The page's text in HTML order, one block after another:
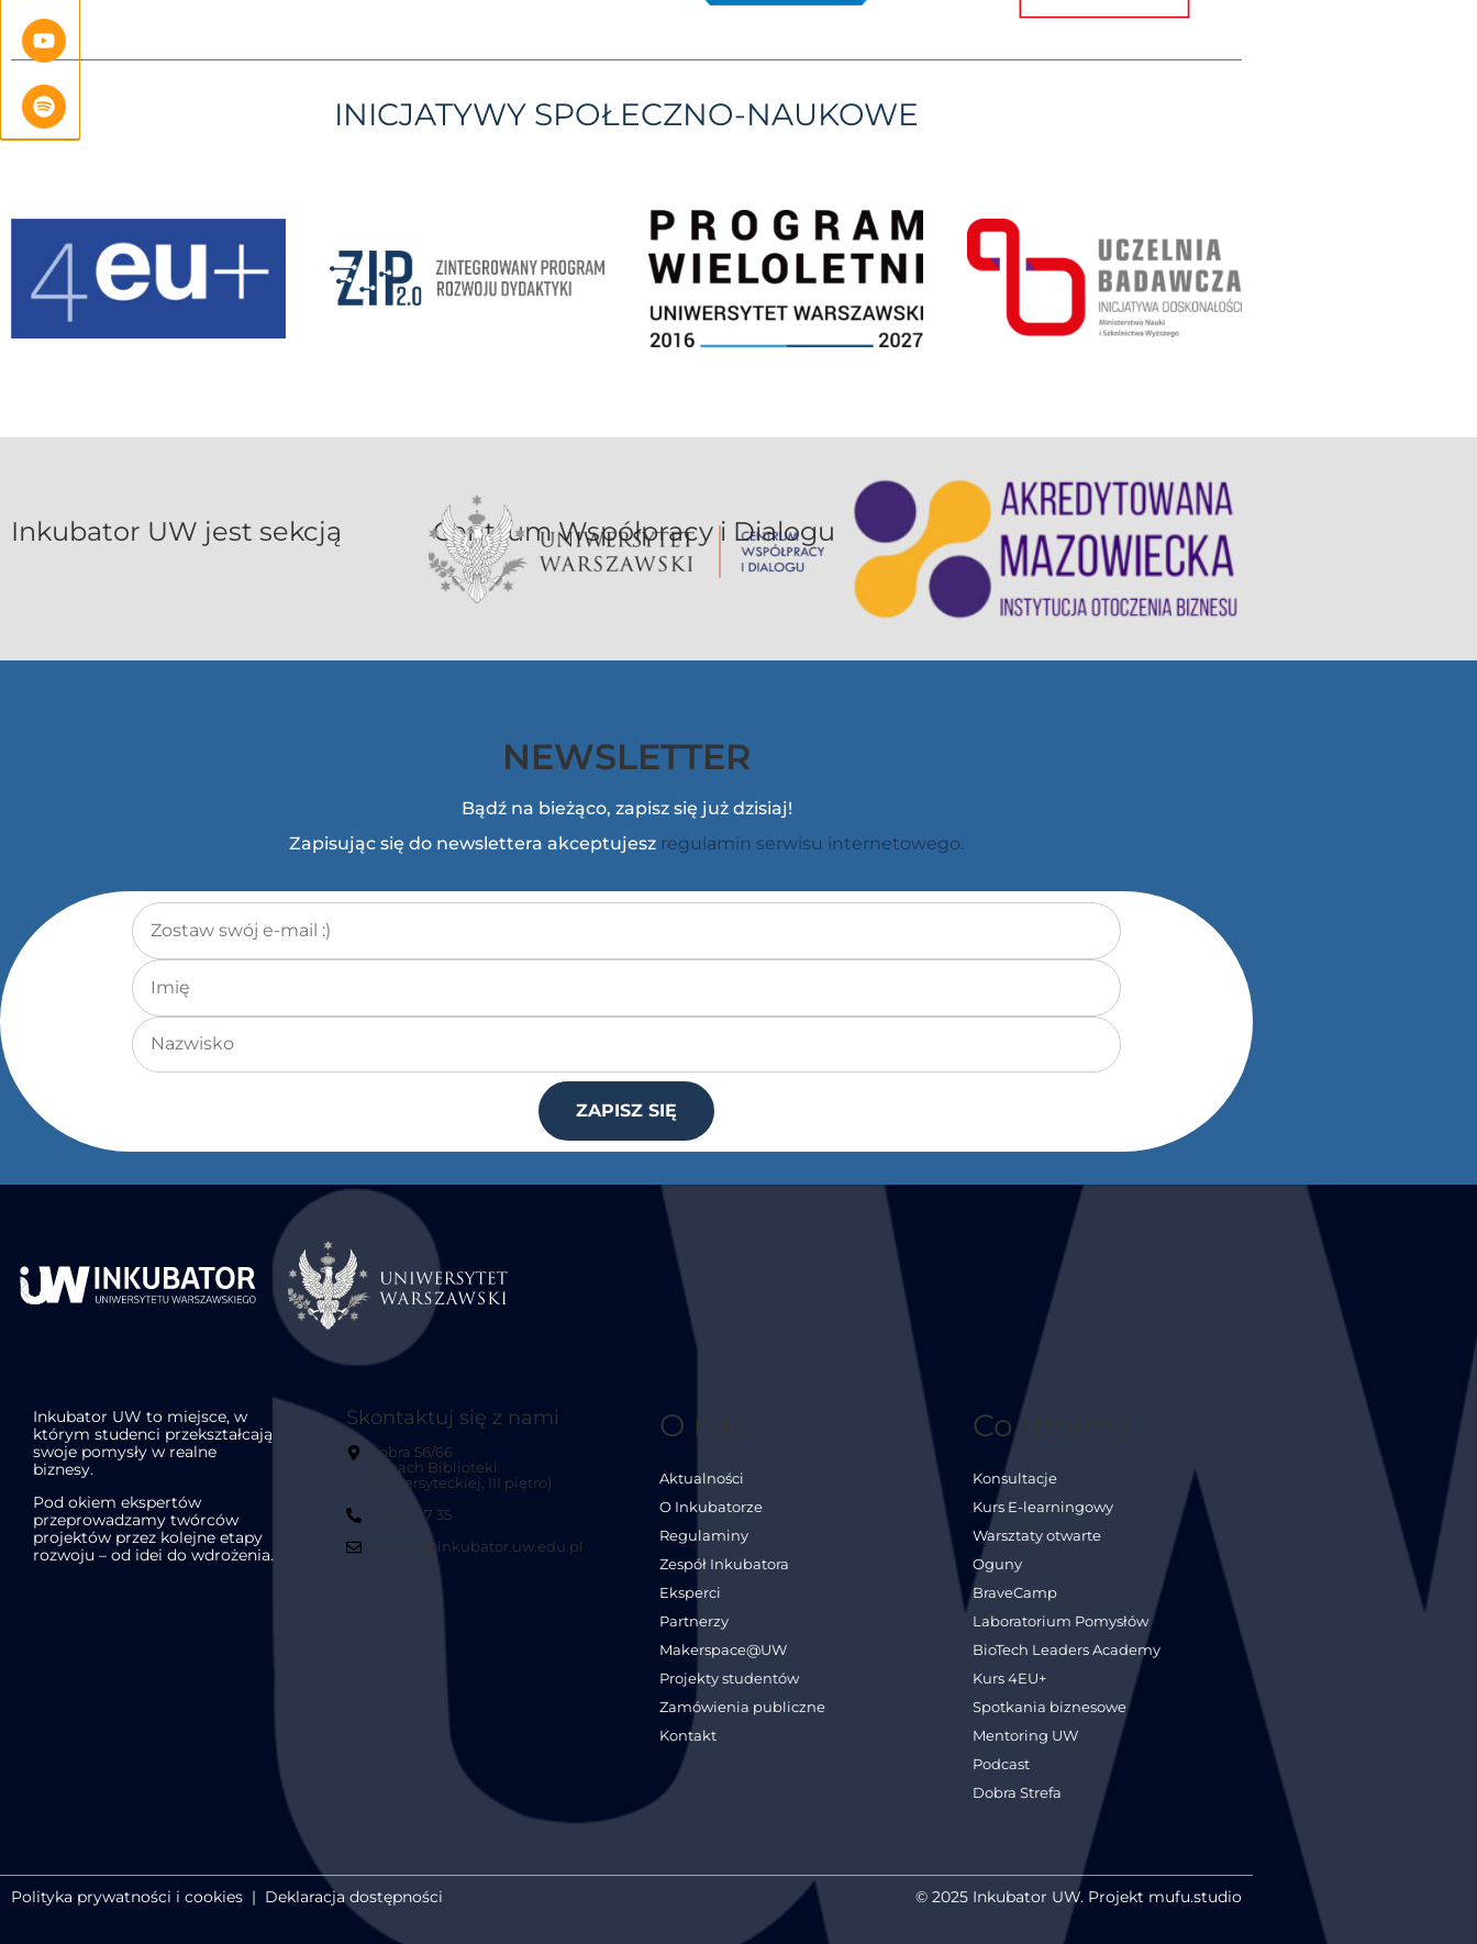
INICJATYWY SPOŁECZNO-NAUKOWE
Inkubator UW jest sekcją Centrum Współpracy i Dialogu
NEWSLETTER
Bądź na bieżąco, zapisz się już dzisiaj!
Zapisując się do newslettera akceptujesz regulamin serwisu internetowego.
Adres e-mail*
Imię
Nazwisko
ZAPISZ SIĘ
Inkubator UW to miejsce, w
którym studenci przekształcają
swoje pomysły w realne
biznesy.
Pod okiem ekspertów
przeprowadzamy twórców
projektów przez kolejne etapy
rozwoju – od idei do wdrożenia.
Skontaktuj się z nami
Dobra 56/66
(Gmach Biblioteki
Uniwersyteckiej, III piętro)
22 554 07 35
kontakt@inkubator.uw.edu.pl
O nas
Aktualności
O Inkubatorze
Regulaminy
Zespół Inkubatora
Eksperci
Partnerzy
Makerspace@UW
Projekty studentów
Zamówienia publiczne
Kontakt
Co robimy
Konsultacje
Kurs E-learningowy
Warsztaty otwarte
Oguny
BraveCamp
Laboratorium Pomysłów
BioTech Leaders Academy
Kurs 4EU+
Spotkania biznesowe
Mentoring UW
Podcast
Dobra Strefa
Polityka prywatności i cookies | Deklaracja dostępności © 2025 Inkubator UW. Projekt mufu.studio